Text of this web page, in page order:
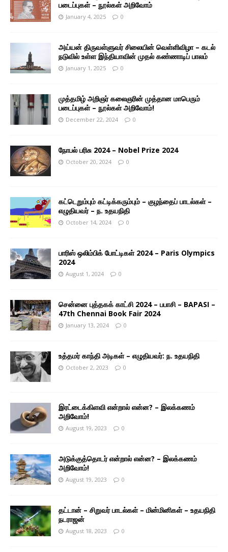
படைப்புகள் – நூல்கள் அறிவோம்
January 4, 2025 0
அய்யன் திருவள்ளுவர் சிலையின் வெள்ளிவிழா – கடல்
நடுவில் உள்ள இந்தியாவின் முதல் கண்ணாடிப் பாலம்
January 1, 2025 0
முத்தமிழ் அறிஞர் கலைஞரின் முத்தான மாபெரும்
படைப்புகள் – நூல்கள் அறிவோம்!
December 22, 2024 0
நோபல் பரிசு 2024 – Nobel Prize 2024
October 20, 2024 0
கட்டெறும்பும் கட்டிக்கரும்பும் – குழந்தைப் பாடல்கள் –
எழுதியவர் – ந. உதயநிதி
October 14, 2024 0
பாரிஸ் ஒலிம்பிக் போட்டிகள் 2024 – Paris Olympics
2024
August 1, 2024 0
சென்னை புத்தகக் காட்சி 2024 – பபாசி – BAPASI –
47th Chennai Book Fair 2024
January 13, 2024 0
உத்தமர் காந்தி அடிகள் – எழுதியவர்: ந. உதயநிதி
October 2, 2023 0
இரட்டைக்கிளவி என்றால் என்ன? – இலக்கணம்
அறிவோம்!
August 19, 2023 0
அடுக்குத்தொடர் என்றால் என்ன? – இலக்கணம்
அறிவோம்!
August 19, 2023 0
தட்டான் – சிறுவர் பாடல்கள் – மின்மினிகள் – உதயநிதி
நடராஜன்
August 18, 2023 0